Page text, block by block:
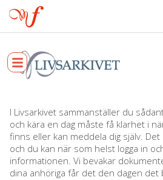
I Livsarkivet sammanställer du
och kära en dag måste få klarhet i
finns eller kan meddela dig själv.
och du kan när som helst logga in
informationen. Vi bevakar
dina anhöriga får det den dagen det